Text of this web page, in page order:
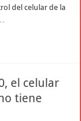
del celular de la
el celular
tiene